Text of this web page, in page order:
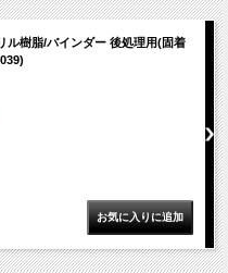
ル樹脂/バインダー 後処理用(固着